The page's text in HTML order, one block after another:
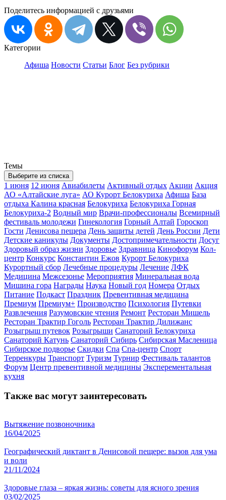
Поделитесь информацией с друзьями
Категории
Афиша Новости Статьи Блог Без рубрики
Темы
Выберите из списка
1 июня 12 июня Авиабилеты Активный отдых Акции Акция
АО «Алтайские луга» АО Курорт Белокуриха Афиша База
отдыха Калина красная Белокуриха Белокуриха Горная
Белокуриха-2 Водный мир Врачи-профессионалы Всемирный
фестиваль молодежи Гинекология Горный Алтай Гороскоп
Гости Денисова пещера День защиты детей День России Дети
Детские каникулы Документы Достопримечательности Досуг
Здоровый образ жизни Здоровье Здравница Кинофорум Кол-
центр Конкурс Константин Ежов Курорт Белокуриха
Курортный сбор Лечебные процедуры Лечение ЛФК
Медицина Межсезонье Мероприятия Минеральная вода
Мишина гора Награды Наука Новый год Номера Отдых
Питание Подкаст Праздник Превентивная медицина
Премиум Премиум+ Производство Психология Путевки
Развлечения Разумовские чтения Ремонт Ресторан Мишель
Ресторан Трактир Гоголь Ресторан Трактир Дилижанс
Розыгрыш путевок Розыгрыши Санаторий Белокуриха
Санаторий Катунь Санаторий Сибирь Сибирская Масленица
Сибирское подворье Скидки Спа Спа-центр Спорт
Терренкуры Транспорт Туризм Турнир Фестиваль талантов
Форум Центр превентивной медицины Эксперементальная
кухня
Также вас могут заинтересовать
Вытяжение позвоночника
16/04/2025
Географический диктант в Денисовой пещере: вызов для ума
и воли
21/11/2024
Здоровые глаза – яркая жизнь: советы для ясного зрения
03/02/2025